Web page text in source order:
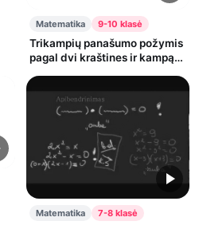
Matematika 9-10 klasė
Trikampių panašumo požymis
pagal dvi kraštines ir kampą
Matematika 7-8 klasė